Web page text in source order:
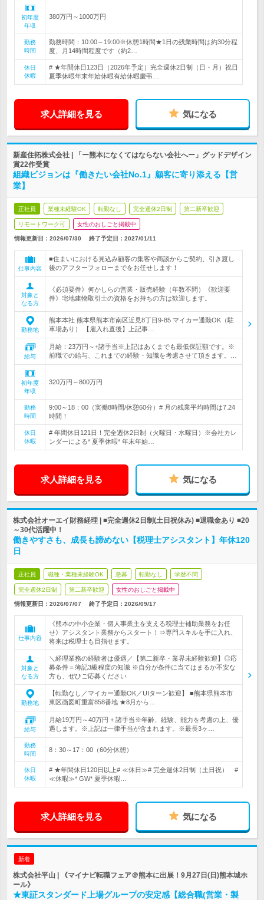
初年度
年収
380万円～1000万円
勤務
時間
勤務時間：10:00～19:00※休憩1時間★1日の残業時間は約30分程
度、月14時間程度です（約2…
休日
休暇
# ★年間休日123日（2026年予定）完全週休2日制（日・月）祝日
夏季休暇年末年始休暇有給休暇慶弔…
求人詳細を見る 気になる
新産住拓株式会社 | 「ー熊本になくてはならない会社へー」グッドデザイン
賞22作受賞
組織ビジョンは『働きたい会社No.1』顧客に寄り添える【営
業】
正社員 業種未経験OK 転勤なし 完全週休2日制 第二新卒歓迎
リモートワーク可 女性のおしごと掲載中
情報更新日：2026/07/30 終了予定日： 2027/01/11
仕事内容
■住まいにおける見込み顧客の集客や商談からご契約、引き渡し
後のアフターフォローまでをお任せします！
対象と
なる方
《必須要件》何かしらの営業・販売経験（年数不問）《歓迎要
件》宅地建物取引士の資格をお持ちの方は歓迎します。
勤務地
熊本本社 熊本県熊本市南区近見8丁目9-85 マイカー通勤OK（駐
車場あり） 【雇入れ直後】上記事…
給与
月給：23万円～+諸手当※上記はあくまでも最低保証額です。※
前職での給与、これまでの経験・知識を考慮させて頂きます。…
初年度
年収
320万円～800万円
勤務
時間
9:00～18：00（実働8時間/休憩60分）# 月の残業平均時間は7.24
時間！
休日
休暇
# 年間休日121日！完全週休2日制（火曜日・水曜日）※会社カレ
ンダーによる* 夏季休暇* 年末年始…
求人詳細を見る 気になる
株式会社オーエイ財務経理 | ■完全週休2日制(土日祝休み) ■退職金あり ■20
～30代活躍中！
働きやすさも、成長も諦めない【税理士アシスタント】年休120
日
正社員 職種・業種未経験OK 急募 転勤なし 学歴不問
完全週休2日制 第二新卒歓迎 女性のおしごと掲載中
情報更新日：2026/07/07 終了予定日： 2026/09/17
仕事内容
《熊本の中小企業・個人事業主を支える税理士補助業務をお任
せ》アシスタント業務からスタート！⇒専門スキルを手に入れ、
将来は税理士も目指せます。
対象と
なる方
＼経理業務の経験者は優遇／【第二新卒・業界未経験歓迎】◎応
募条件＝簿記3級程度の知識 ※自分が条件に当てはまるか不安な
方も、ぜひご応募ください
勤務地
【転勤なし／マイカー通勤OK／UIターン歓迎】 ■熊本県熊本市
東区画図町重富858番地 ★8月から…
給与
月給19万円～40万円 + 諸手当※年齢、経験、能力を考慮の上、優
遇します。※上記は一律手当が含まれます。※最長3ヶ…
勤務
時間
8：30～17：00（60分休憩）
休日
休暇
# ★年間休日120日以上# ≪休日≫# 完全週休2日制（土日祝） #
≪休暇≫* GW* 夏季休暇…
求人詳細を見る 気になる
新着
株式会社平山 | 《マイナビ転職フェア＠熊本に出展！9月27日(日)熊本城ホ
ール》
★東証スタンダード上場グループの安定感【総合職(営業・製